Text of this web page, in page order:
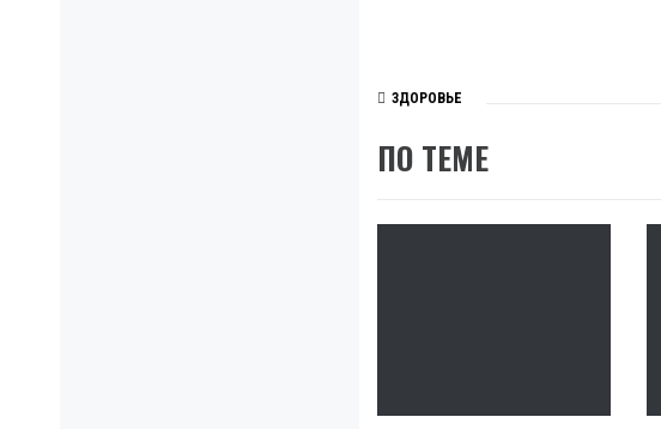
ЗДОРОВЬЕ
ПО ТЕМЕ